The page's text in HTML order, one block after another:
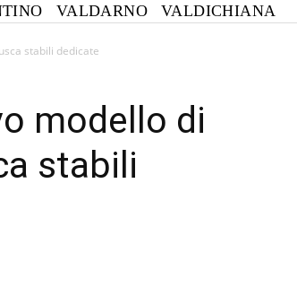
VALDARNO VALDICHIANA
stabili dedicate
modello di
stabili